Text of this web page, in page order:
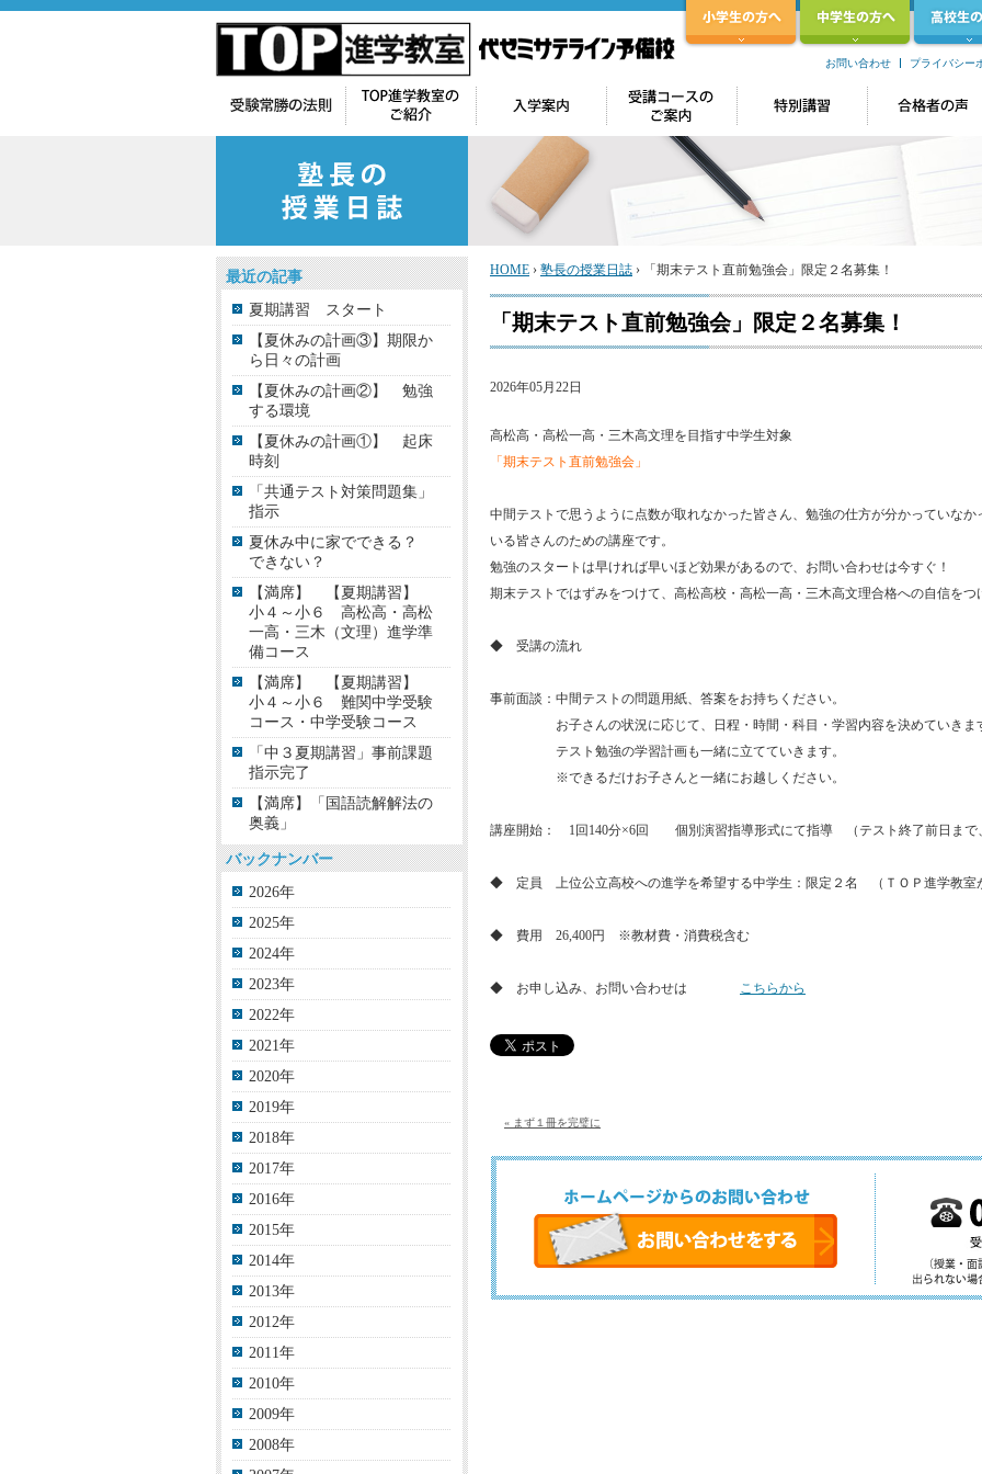
お問い合わせ プライバシー
HOME › 塾長の授業日誌 › 「期末テスト直前勉強会」限定２名募集！
「期末テスト直前勉強会」限定２名募集！
2026年05月22日
高松高・高松一高・三木高文理を目指す中学生対象
「期末テスト直前勉強会」
中間テストで思うように点数が取れなかった皆さん、勉強の仕方が分かっていな
いる皆さんのための講座です。
勉強のスタートは早ければ早いほど効果があるので、お問い合わせは今すぐ！
期末テストではずみをつけて、高松高校・高松一高・三木高文理合格への自信をつ
◆ 受講の流れ
事前面談：中間テストの問題用紙、答案をお持ちください。
お子さんの状況に応じて、日程・時間・科目・学習内容を決めていきま
テスト勉強の学習計画も一緒に立てていきます。
※できるだけお子さんと一緒にお越しください。
講座開始： 1回140分×6回 個別演習指導形式にて指導 （テスト終了前日まで
◆ 定員 上位公立高校への進学を希望する中学生：限定２名 （ＴＯＰ進学教室
◆ 費用 26,400円 ※教材費・消費税含む
◆ お申し込み、お問い合わせは こちらから
« まず１冊を完璧に
最近の記事
夏期講習 スタート
【夏休みの計画③】期限か
ら日々の計画
【夏休みの計画②】 勉強
する環境
【夏休みの計画①】 起床
時刻
「共通テスト対策問題集」
指示
夏休み中に家でできる？
できない？
【満席】 【夏期講習】
小４～小６ 高松高・高松
一高・三木（文理）進学準
備コース
【満席】 【夏期講習】
小４～小６ 難関中学受験
コース・中学受験コース
「中３夏期講習」事前課題
指示完了
【満席】「国語読解解法の
奥義」
バックナンバー
2026年
2025年
2024年
2023年
2022年
2021年
2020年
2019年
2018年
2017年
2016年
2015年
2014年
2013年
2012年
2011年
2010年
2009年
2008年